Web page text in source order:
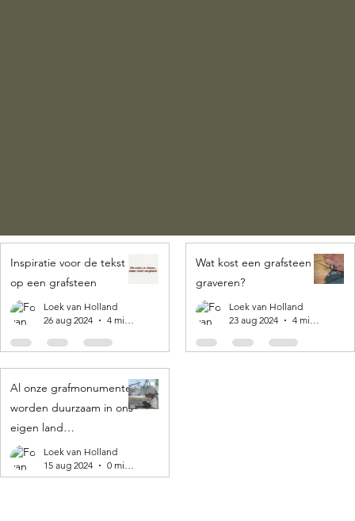
Inspiratie voor de tekst
op een grafsteen
Loek van Holland
26 aug 2024
4 minuten om te lezen
Wat kost een grafsteen
graveren?
Loek van Holland
23 aug 2024
4 minuten om te lezen
Al onze grafmonumenten
worden duurzaam in ons
eigen land
geproduceerd! 🌍
Loek van Holland
15 aug 2024
0 minuten om te lezen